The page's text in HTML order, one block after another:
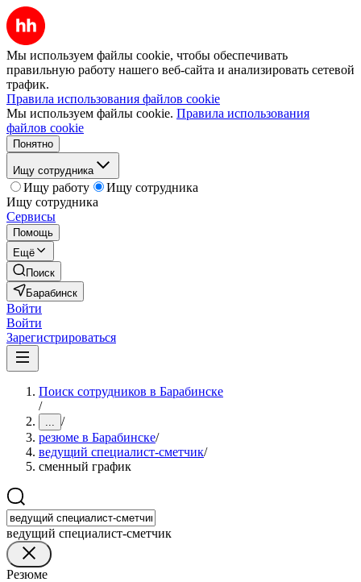
Мы используем файлы cookie, чтобы обеспечивать
правильную работу нашего веб-сайта и анализировать сетевой
трафик.
Правила использования файлов cookie
Мы используем файлы cookie. Правила использования
файлов cookie
Понятно
Ищу сотрудника
Ищу работу
Ищу сотрудника
Ищу сотрудника
Сервисы
Помощь
Ещё
Поиск
Барабинск
Войти
Войти
Зарегистрироваться
Поиск сотрудников в Барабинске
/
... /
резюме в Барабинске/
ведущий специалист-сметчик/
сменный график
ведущий специалист-сметчик
Резюме